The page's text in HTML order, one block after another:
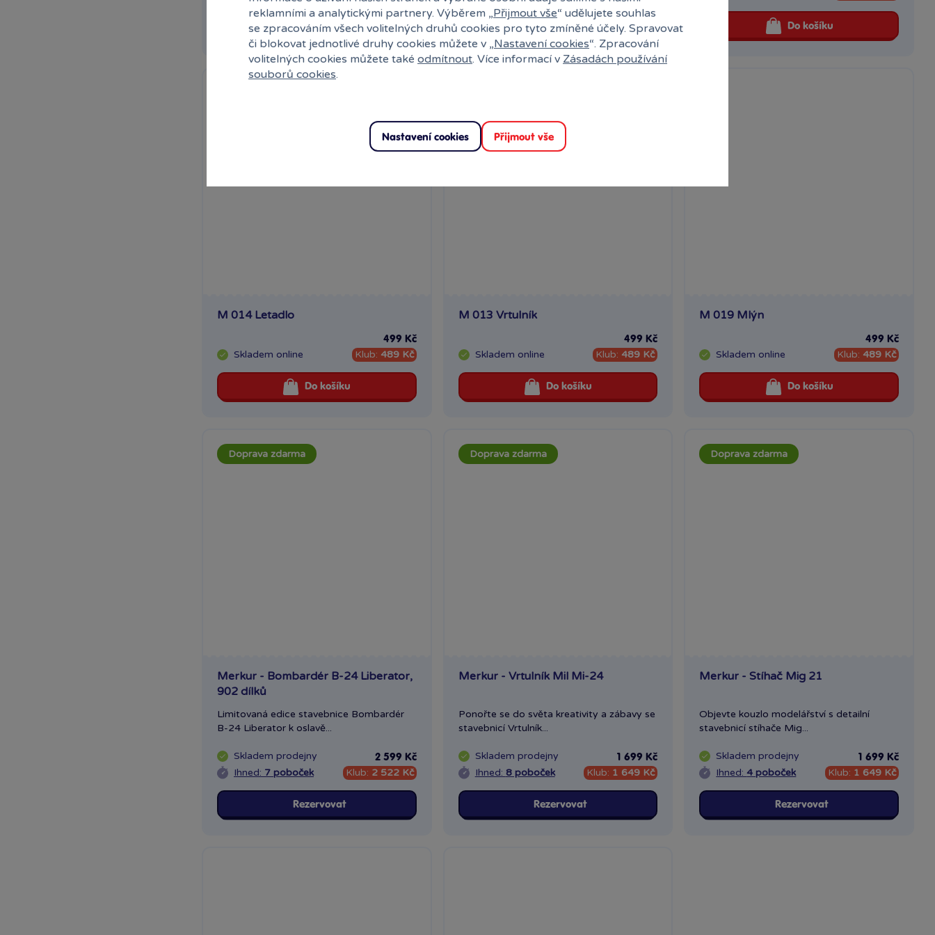
Do košíku Do košíku Do košíku
M 014 Letadlo
Skladem online
499 Kč
Klub: 489 Kč
Do košíku
M 013 Vrtulník
Skladem online
499 Kč
Klub: 489 Kč
Do košíku
M 019 Mlýn
Skladem online
499 Kč
Klub: 489 Kč
Do košíku
Doprava zdarma
Merkur - Bombardér B-24 Liberator,
902 dílků
Limitovaná edice stavebnice Bombardér
B-24 Liberator k oslavě...
Skladem prodejny
Ihned: 7 poboček
2 599 Kč
Klub: 2 522 Kč
Rezervovat
Doprava zdarma
Merkur - Vrtulník Mil Mi-24
Ponořte se do světa kreativity a zábavy se
stavebnicí Vrtulník...
Skladem prodejny
Ihned: 8 poboček
1 699 Kč
Klub: 1 649 Kč
Rezervovat
Doprava zdarma
Merkur - Stíhač Mig 21
Objevte kouzlo modelářství s detailní
stavebnicí stíhače Mig...
Skladem prodejny
Ihned: 4 poboček
1 699 Kč
Klub: 1 649 Kč
Rezervovat
reklamními a analytickými partnery. Výběrem „Přijmout vše“ udělujete souhlas
se zpracováním všech volitelných druhů cookies pro tyto zmíněné účely. Spravovat
či blokovat jednotlivé druhy cookies můžete v „Nastavení cookies“. Zpracování
volitelných cookies můžete také odmítnout. Více informací v Zásadách používání
souborů cookies.
Nastavení cookies Přijmout vše